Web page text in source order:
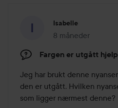
Isabelle
8 måneder
Innlegget ble
Fargen er utgått
Jeg har brukt denne
den er utgått. Hvilken
som ligger nærmest denne?